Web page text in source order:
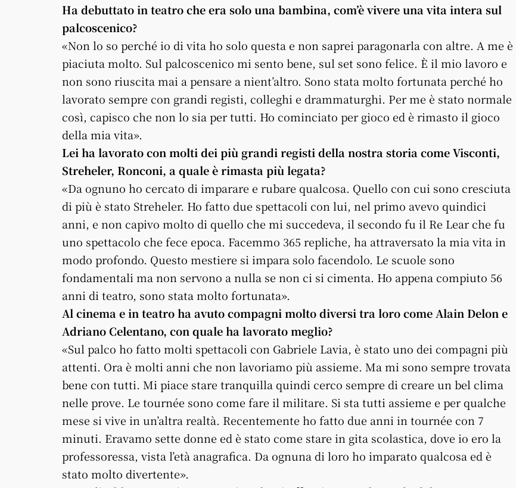
Ha debuttato in teatro che era solo una bambina, com’è vivere una vita intera sul
palcoscenico?
«Non lo so perché io di vita ho solo questa e non saprei paragonarla con altre. A me è
piaciuta molto. Sul palcoscenico mi sento bene, sul set sono felice. È il mio lavoro e
non sono riuscita mai a pensare a nient’altro. Sono stata molto fortunata perché ho
lavorato sempre con grandi registi, colleghi e drammaturghi. Per me è stato normale
così, capisco che non lo sia per tutti. Ho cominciato per gioco ed è rimasto il gioco
della mia vita».
Lei ha lavorato con molti dei più grandi registi della nostra storia come Visconti,
Streheler, Ronconi, a quale è rimasta più legata?
«Da ognuno ho cercato di imparare e rubare qualcosa. Quello con cui sono cresciuta
di più è stato Streheler. Ho fatto due spettacoli con lui, nel primo avevo quindici
anni, e non capivo molto di quello che mi succedeva, il secondo fu il Re Lear che fu
uno spettacolo che fece epoca. Facemmo 365 repliche, ha attraversato la mia vita in
modo profondo. Questo mestiere si impara solo facendolo. Le scuole sono
fondamentali ma non servono a nulla se non ci si cimenta. Ho appena compiuto 56
anni di teatro, sono stata molto fortunata».
Al cinema e in teatro ha avuto compagni molto diversi tra loro come Alain Delon e
Adriano Celentano, con quale ha lavorato meglio?
«Sul palco ho fatto molti spettacoli con Gabriele Lavia, è stato uno dei compagni più
attenti. Ora è molti anni che non lavoriamo più assieme. Ma mi sono sempre trovata
bene con tutti. Mi piace stare tranquilla quindi cerco sempre di creare un bel clima
nelle prove. Le tournée sono come fare il militare. Si sta tutti assieme e per qualche
mese si vive in un’altra realtà. Recentemente ho fatto due anni in tournée con 7
minuti. Eravamo sette donne ed è stato come stare in gita scolastica, dove io ero la
professoressa, vista l’età anagrafica. Da ognuna di loro ho imparato qualcosa ed è
stato molto divertente».